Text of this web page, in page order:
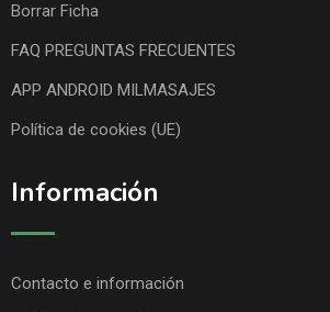
Borrar Ficha
FAQ PREGUNTAS FRECUENTES
APP ANDROID MILMASAJES
Política de cookies (UE)
Información
Contacto e información